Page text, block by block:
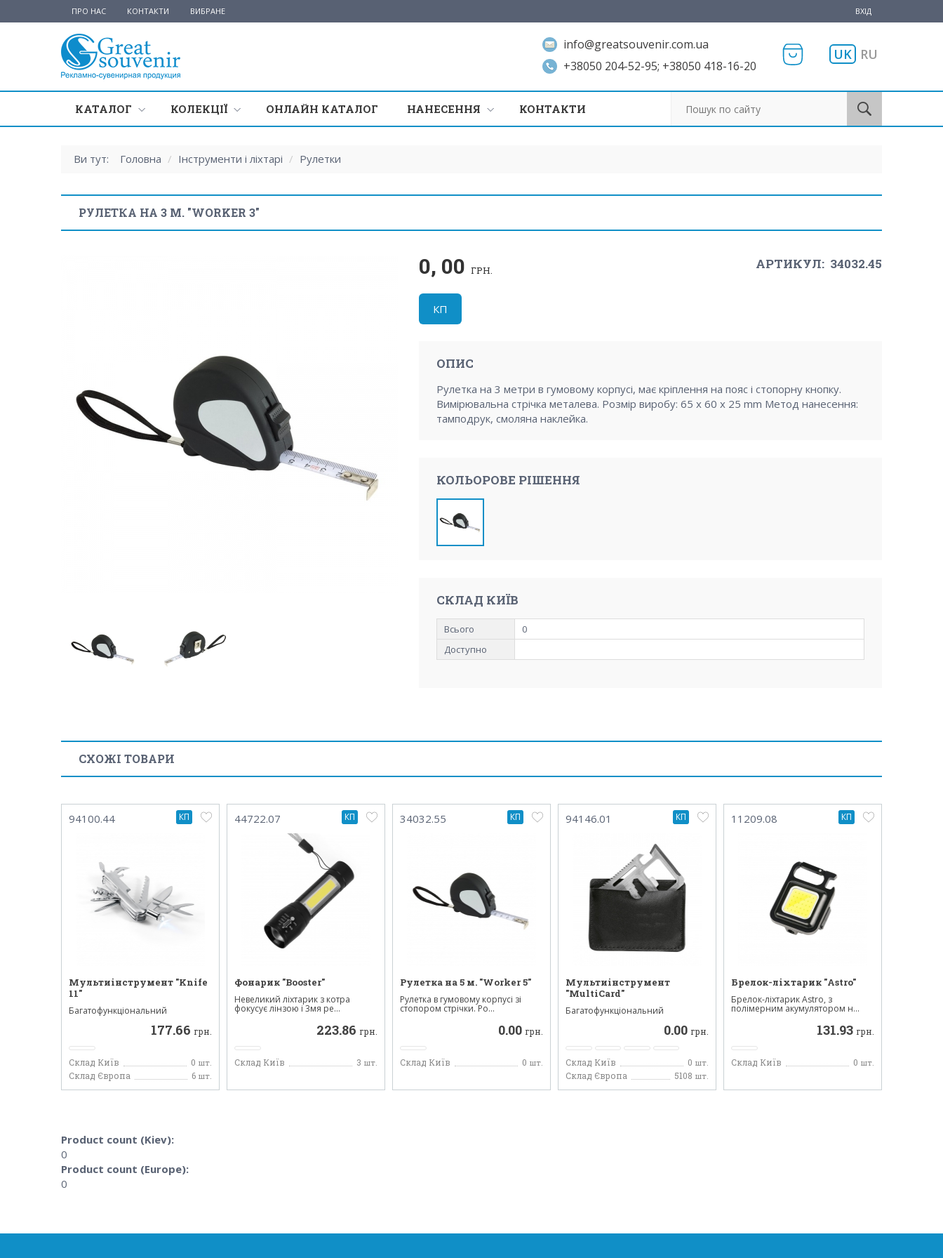
ПРО НАС КОНТАКТИ ВИБРАНЕ ВХІД
UK RU
info@greatsouvenir.com.ua
+38050 204-52-95; +38050 418-16-20
КАТАЛОГ КОЛЕКЦІЇ ОНЛАЙН КАТАЛОГ НАНЕСЕННЯ КОНТАКТИ
Ви тут: Головна / Інструменти і ліхтарі / Рулетки
РУЛЕТКА НА 3 М. "WORKER 3"
0, 00 ГРН. АРТИКУЛ: 34032.45
КП
ОПИС
Рулетка на 3 метри в гумовому корпусі, має кріплення на пояс і стопорну кнопку.
Вимірювальна стрічка металева. Розмір виробу: 65 х 60 х 25 mm Метод нанесення:
тамподрук, смоляна наклейка.
КОЛЬОРОВЕ РІШЕННЯ
СКЛАД КИЇВ
Всього
0
Доступно
СХОЖІ ТОВАРИ
94100.44
Мультиінструмент "Knife
11"
Багатофункціональний
кишеньковий ніж.
177.66 грн.
Склад Київ 0 шт.
Склад Європа 6 шт.
КП 44722.07
Фонарик "Booster"
Невеликий ліхтарик з котра
фокусує лінзою і 3мя ре...
223.86 грн.
Склад Київ 3 шт.
КП 34032.55
Рулетка на 5 м. "Worker 5"
Рулетка в гумовому корпусі зі
стопором стрічки. Ро...
0.00 грн.
Склад Київ 0 шт.
КП 94146.01
Мультиінструмент
"MultiCard"
Багатофункціональний
інструмент з нержавіючої стал...
0.00 грн.
Склад Київ 0 шт.
Склад Європа 5108 шт.
КП 11209.08
Брелок-ліхтарик "Astro"
Брелок-ліхтарик Astro, з
полімерним акумулятором н...
131.93 грн.
Склад Київ 0 шт.
КП
Product count (Kiev):
0
Product count (Europe):
0